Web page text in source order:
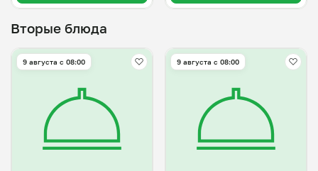
Вторые блюда
9 августа с 08:00 9 августа с 08:00